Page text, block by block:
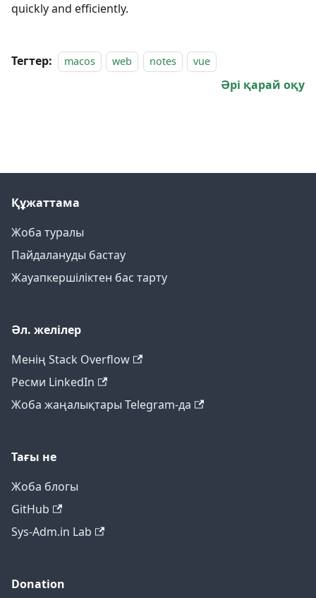
quickly and efficiently.
Тегтер: macos web notes vue
Әрі қарай оқу
Құжаттама
Жоба туралы
Пайдалануды бастау
Жауапкершіліктен бас тарту
Әл. желілер
Менің Stack Overflow
Ресми LinkedIn
Жоба жаңалықтары Telegram-да
Тағы не
Жоба блогы
GitHub
Sys-Adm.in Lab
Donation